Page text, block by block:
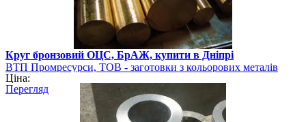
Круг бронзовий ОЦС, БрАЖ, купити в Дніпрі
ВТП Промресурси, ТОВ - заготовки з кольорових металів
Ціна:
Перегляд